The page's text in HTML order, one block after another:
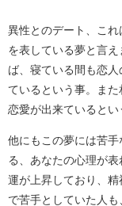
異性とのデート、こ
を表している夢と言
ば、寝ている間も恋
ているという事。ま
恋愛が出来ているとい
他にもこの夢には苦
る、あなたの心理が
運が上昇しており、
で苦手としていた人